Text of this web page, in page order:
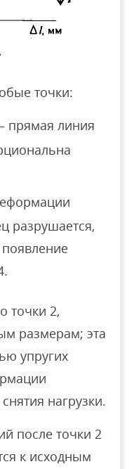
точки:
прямая линия
разрушается,
точки 2,
размерам; эта
упругих
нагрузки.
после точки 2
к исходным